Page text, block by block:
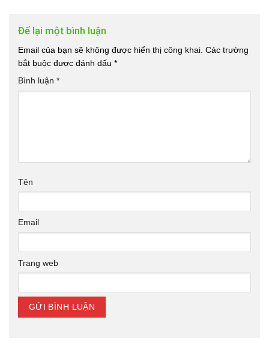
Để lại một bình luận
Email của bạn sẽ không được hiển thị công khai. Các trường
bắt buộc được đánh dấu *
Bình luận *
Tên
Email
Trang web